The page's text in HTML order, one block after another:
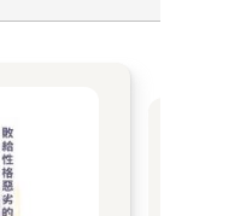
成的廠商才